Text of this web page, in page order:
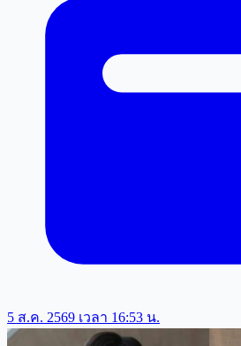
5 ส.ค. 2569 เวลา 16:53 น.